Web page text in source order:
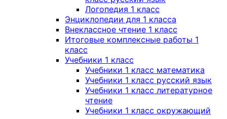
Логопедия 1 класс
Энциклопедии для 1 класса
Внеклассное чтение 1 класс
Итоговые комплексные работы 1
класс
Учебники 1 класс
Учебники 1 класс математика
Учебники 1 класс русский язык
Учебники 1 класс литературное
чтение
Учебники 1 класс окружающий